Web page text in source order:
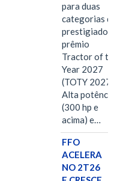
para duas
categorias do
prestigiado
prêmio
Tractor of the
Year 2027
(TOTY 2027:
Alta potência
(300 hp e
acima) e…
FFO
ACELERA
NO 2T26